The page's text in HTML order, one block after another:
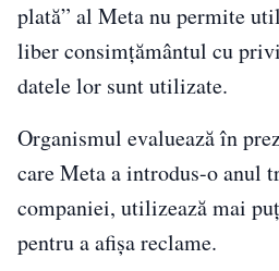
plată” al Meta nu permite
liber consimțământul cu
datele lor sunt utilizate.
Organismul evaluează în
care Meta a introdus-o anul
companiei, utilizează mai
pentru a afișa reclame.